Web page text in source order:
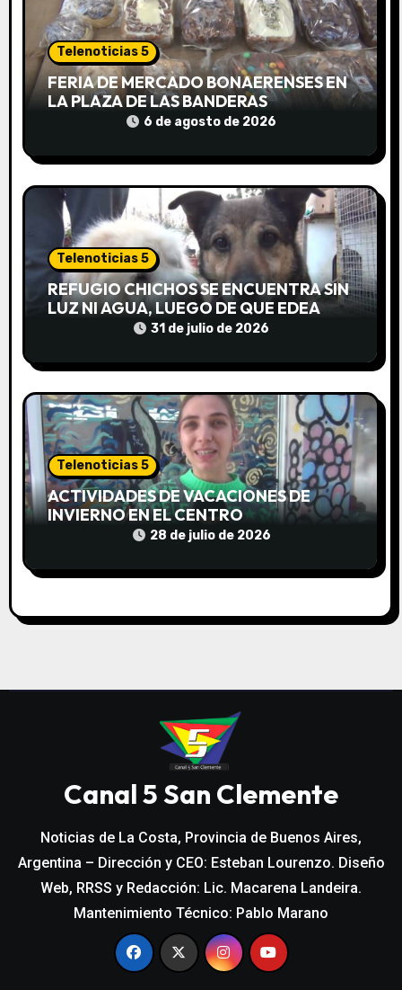
n
d
e
n
t
r
a
a
s
Telenoticias 5
FERIA DE MERCADO BONAERENSES EN
LA PLAZA DE LAS BANDERAS
6 de agosto de 2026
Telenoticias 5
REFUGIO CHICHOS SE ENCUENTRA SIN
LUZ NI AGUA, LUEGO DE QUE EDEA
CORTARA EL SUMINISTRO SIN AVISO
31 de julio de 2026
Telenoticias 5
ACTIVIDADES DE VACACIONES DE
INVIERNO EN EL CENTRO
COMUNITARIO EL TALA
28 de julio de 2026
Canal 5 San Clemente
Noticias de La Costa, Provincia de Buenos Aires,
Argentina – Dirección y CEO: Esteban Lourenzo. Diseño
Web, RRSS y Redacción: Lic. Macarena Landeira.
Mantenimiento Técnico: Pablo Marano